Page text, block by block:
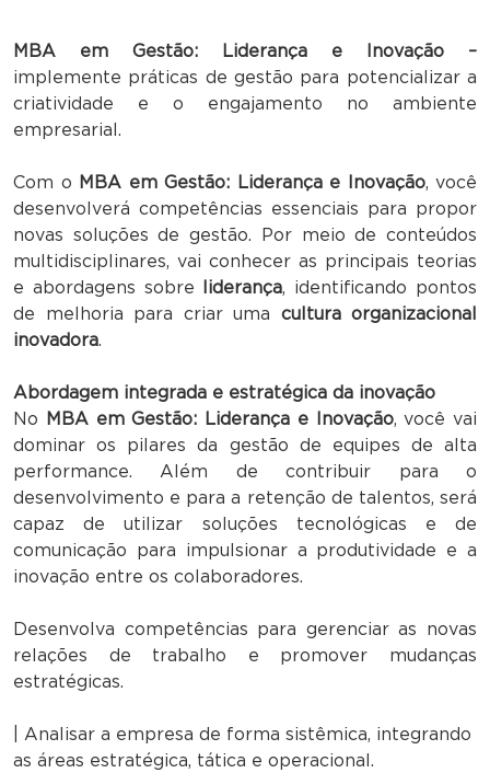
MBA em Gestão: Liderança e Inovação –
implemente práticas de gestão para potencializar a
criatividade e o engajamento no ambiente
empresarial.
Com o MBA em Gestão: Liderança e Inovação, você
desenvolverá competências essenciais para propor
novas soluções de gestão. Por meio de conteúdos
multidisciplinares, vai conhecer as principais teorias
e abordagens sobre
liderança, identificando pontos
de melhoria para criar uma cultura organizacional
inovadora.
Abordagem integrada e estratégica da inovação
No
MBA em Gestão: Liderança e Inovação, você vai
dominar os pilares da gestão de equipes de alta
performance. Além de contribuir para o
desenvolvimento e para a retenção de talentos, será
capaz de utilizar soluções tecnológicas e de
comunicação para impulsionar a produtividade e a
inovação entre os colaboradores.
Desenvolva competências para gerenciar as novas
relações de trabalho e promover mudanças
estratégicas.
| Analisar a empresa de forma sistêmica, integrando
as áreas estratégica, tática e operacional.